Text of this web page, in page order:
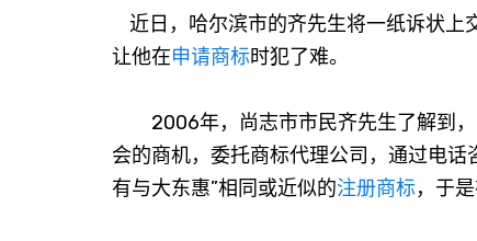
近日，哈尔滨市的齐先生将一纸诉状上
让他在申请商标时犯了难。
2006年，尚志市市民齐先生了解到，
会的商机，委托商标代理公司，通过电话
有与大东惠”相同或近似的注册商标，于